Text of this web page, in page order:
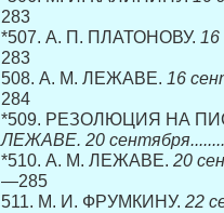
283
*507. А. П. ПЛАТОНОВУ. 16
283
508. А. М. ЛЕЖАВЕ. 16
284
*509. РЕЗОЛЮЦИЯ НА
ЛЕЖАВЕ. 20
*510. А. М. ЛЕЖАВЕ. 20
—285
511. М. И. ФРУМКИНУ. 22